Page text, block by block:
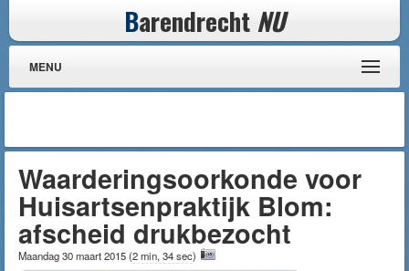
Barendrecht NU
MENU
Waarderingsoorkonde voor
Huisartsenpraktijk Blom:
afscheid drukbezocht
Maandag 30 maart 2015(2 min, 34 sec)